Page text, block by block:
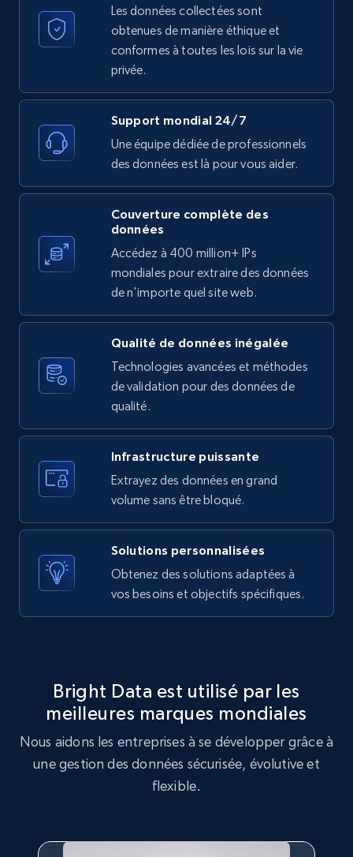
Zillow properties listing information -
Search by parameters on zillow and use the
Zpid, City, State, HomeStatus, Address,
IsListingClaimedByCurrentSignedInUser,
IsCurrentSignedInAgentResponsible, Bedrooms,
and more.
1.3K+
text, Date posted, and more.
11.3K+ 1.5K+ Essai gratuit
LinkedIn posts - Discover user's articles by
URL
URL, ID, User id, Use url, Title, Headline, Post
text, Date posted, and more.
11.3K+ 1.5K+ Essai gratuit
URL, ID, User id, Use url, Title, Headline, Post
text, Date posted, and more.
1.5K+ Essai gratuit
company URL
Les données collectées sont
obtenues de manière éthique et
conformes à toutes les lois sur la vie
privée.
Support mondial 24/7
Une équipe dédiée de professionnels
des données est là pour vous aider.
Couverture complète des
données
Accédez à 400 million+ IPs
mondiales pour extraire des données
de n'importe quel site web.
Qualité de données inégalée
Technologies avancées et méthodes
de validation pour des données de
qualité.
Infrastructure puissante
Extrayez des données en grand
volume sans être bloqué.
Solutions personnalisées
Obtenez des solutions adaptées à
vos besoins et objectifs spécifiques.
Bright Data est utilisé par les
meilleures marques mondiales
Nous aidons les entreprises à se développer grâce à
une gestion des données sécurisée, évolutive et
flexible.